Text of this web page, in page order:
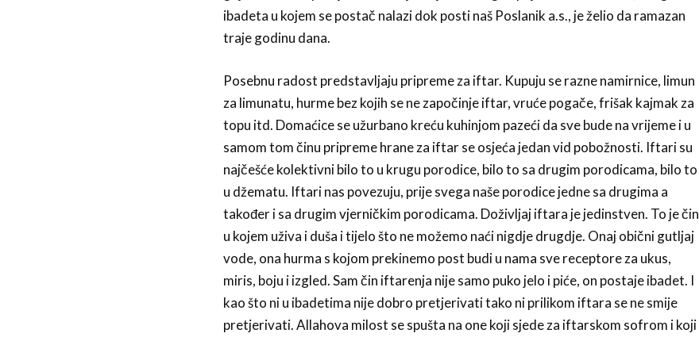
ibadeta u kojem se postač nalazi dok posti naš Poslanik a.s., je želio da ramazan
traje godinu dana.
Posebnu radost predstavljaju pripreme za iftar. Kupuju se razne namirnice, limun
za limunatu, hurme bez kojih se ne započinje iftar, vruće pogače, frišak kajmak za
topu itd. Domaćice se užurbano kreću kuhinjom pazeći da sve bude na vrijeme i u
samom tom činu pripreme hrane za iftar se osjeća jedan vid pobožnosti. Iftari su
najčešće kolektivni bilo to u krugu porodice, bilo to sa drugim porodicama, bilo to
u džematu. Iftari nas povezuju, prije svega naše porodice jedne sa drugima a
također i sa drugim vjerničkim porodicama. Doživljaj iftara je jedinstven. To je čin
u kojem uživa i duša i tijelo što ne možemo naći nigdje drugdje. Onaj obični gutljaj
vode, ona hurma s kojom prekinemo post budi u nama sve receptore za ukus,
miris, boju i izgled. Sam čin iftarenja nije samo puko jelo i piće, on postaje ibadet. I
kao što ni u ibadetima nije dobro pretjerivati tako ni prilikom iftara se ne smije
pretjerivati. Allahova milost se spušta na one koji sjede za iftarskom sofrom i koji